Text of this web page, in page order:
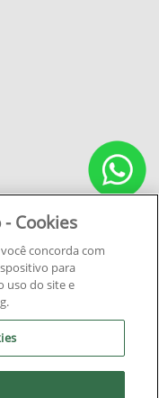
Integradas Ltda.
02
Cookies
concorda com
para
uso do site e